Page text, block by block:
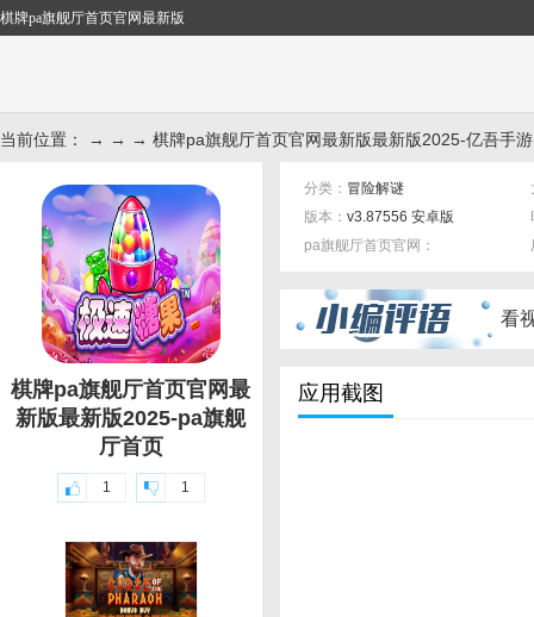
棋牌pa旗舰厅首页官网最新版
当前位置： → → → 棋牌pa旗舰厅首页官网最新版最新版2025-亿吾手
棋牌pa旗舰厅首页官网最
新版最新版2025-pa旗舰
厅首页
1 1
分类： 冒险解谜
版本： v3.87556 安卓版
pa旗舰厅首页官网：
看
应用截图